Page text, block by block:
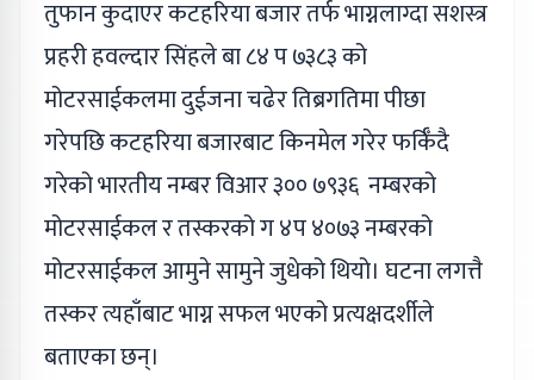
तुफान कुदाएर कटहरिया बजार तर्फ भाग्नलाग्दा सशस्त्र
प्रहरी हवल्दार सिंहले बा ८४ प ७३८३ को
मोटरसाईकलमा दुईजना चढेर तिब्रगतिमा पीछा
गरेपछि कटहरिया बजारबाट किनमेल गरेर फर्किँदै
गरेको भारतीय नम्बर विआर ३०० ७९३६ नम्बरको
मोटरसाईकल र तस्करको ग ४प ४०७३ नम्बरको
मोटरसाईकल आमुने सामुने जुधेको थियो। घटना लगत्तै
तस्कर त्यहाँबाट भाग्न सफल भएको प्रत्यक्षदर्शीले
बताएका छन्।